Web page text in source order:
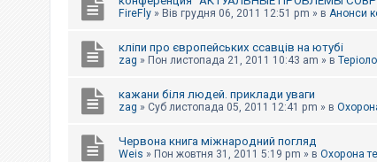
FireFly » Вів грудня 06, 2011 12:51 pm » в Анонси
кліпи про європейських ссавців на ютубі
zag » Пон листопада 21, 2011 10:43 am » в
кажани біля людей. приклади уваги
zag » Суб листопада 05, 2011 12:41 pm » в
Червона книга міжнародний погляд
Weis » Пон жовтня 31, 2011 5:19 pm » в Охорона